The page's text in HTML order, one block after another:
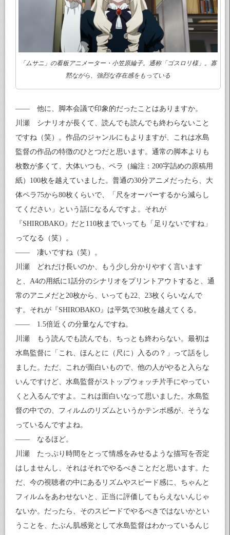
「ムサニ」の看板アニメーター・小笠原綸子。通称「ゴスロリ様」。寡
黙ながら、強烈な存在感をもっている
—— 他に、脚本会議で印象的だったことはありますか。
川瀬 シナリオが長くて、読んでも読んでも終わらないこと
ですね（笑）。作品のジャンルにもよりますが、これは水島
監督の作品の特徴のひとつだと思います。通常の脚本よりも
枚数が多くて、大体いつも、ペラ（編注：200字詰めの原稿用
紙）100枚を越えていました。普通の30分アニメだったら、大
体ペラ75から80枚くらいで、「尺をオーバーするから減らし
てください」という話になるんですよ。それが
『SHIROBAKO』だと110枚までいっても「足りないですね」
ってなる（笑）。
—— 凄いですね（笑）。
川瀬 どれだけ長いのか、もう少し分かりやすく言います
と、A4の用紙に1話分のシナリオをプリントアウトすると、通
常のアニメだと20枚から、いっても22、23枚くらいなんで
す。それが『SHIROBAKO』は平気で30枚を越えてくる。
—— 1.5倍近くの分量なんですね。
川瀬 もう読んでも読んでも、ちっとも終わらない。最初は
水島監督に「これ、ほんとに（尺に）入るの？」って話をし
ました。ただ、これが面白いもので、他の人がやると入らな
いんですけど、水島監督がストップウォッチ片手にやってい
くと入るんですよ。これは面白いなって思いました。水島監
督の中での、フィルムのリズムというかテンポ感が、そうな
っているんですよね。
—— なるほど。
川瀬 たっぷり時間をとって情感をみせるような描写を否定
はしませんし、それはそれでやるべきことだと思います。た
だ、今の視聴者の中にあるリズムやスピード感に、ちゃんと
フィルムをあわせないと、正当に評価してもらえないんじゃ
ないか。だったら、そのスピードでやるべきではないかとい
うことを、たぶん肌感覚として水島監督はわかっているんじ